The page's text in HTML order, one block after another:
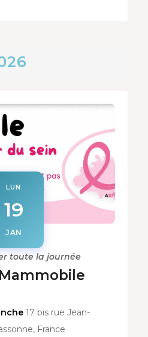
LUN
19
JAN
toute la journée
17 bis rue Jean-
France